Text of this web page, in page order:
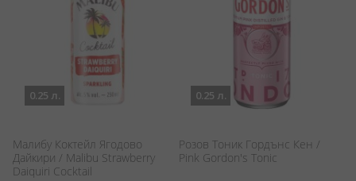
0.25 л.
Малибу Коктейл Ягодово
Дайкири / Malibu Strawberry
Daiquiri Cocktail
0.25 л.
Розов Тоник Гордънс Кен /
Pink Gordon's Tonic